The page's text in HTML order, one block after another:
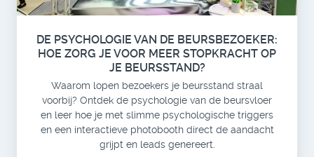
DE PSYCHOLOGIE VAN DE BEURSBEZOEKER:
HOE ZORG JE VOOR MEER STOPKRACHT OP
JE BEURSSTAND?
Waarom lopen bezoekers je beursstand straal
voorbij? Ontdek de psychologie van de beursvloer
en leer hoe je met slimme psychologische triggers
en een interactieve photobooth direct de aandacht
grijpt en leads genereert.